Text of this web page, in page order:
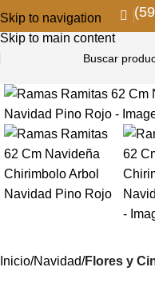
Skip to navigation
Skip to main content
Inicio Navidad Flores y